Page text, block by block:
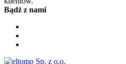
Bądź z nami